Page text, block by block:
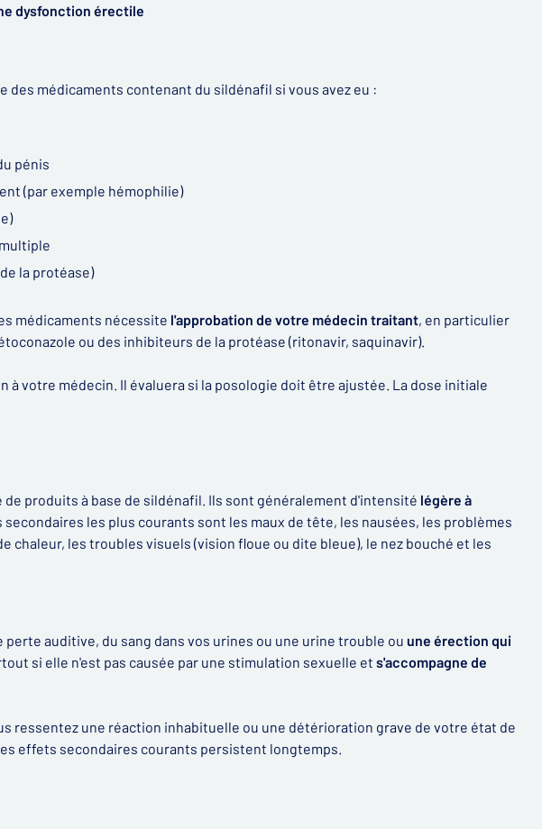
dysfonction érectile
des médicaments contenant du sildénafil si vous avez eu :
pénis
(par exemple hémophilie)
la protéase)
médicaments nécessite l'approbation de votre médecin traitant, en particulier
ou des inhibiteurs de la protéase (ritonavir, saquinavir).
à votre médecin. Il évaluera si la posologie doit être ajustée. La dose initiale
produits à base de sildénafil. Ils sont généralement d'intensité légère à
secondaires les plus courants sont les maux de tête, les nausées, les problèmes
chaleur, les troubles visuels (vision floue ou dite bleue), le nez bouché et les
auditive, du sang dans vos urines ou une urine trouble ou une érection qui
si elle n'est pas causée par une stimulation sexuelle et s'accompagne de
ressentez une réaction inhabituelle ou une détérioration grave de votre état de
effets secondaires courants persistent longtemps.